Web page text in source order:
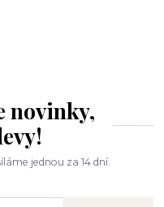
novinky,
jednou za 14 dní.